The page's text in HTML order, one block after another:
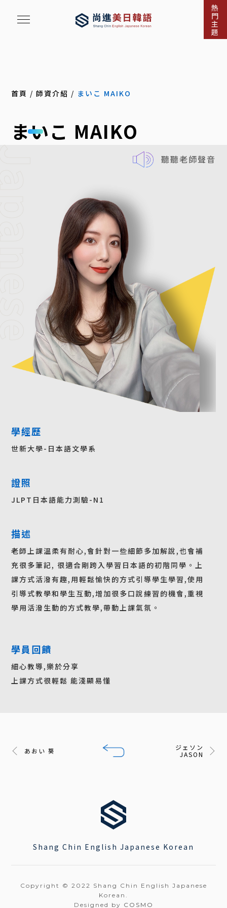
熱
門
主
題
首頁 /師資介紹 / まいこ MAIKO
まいこ MAIKO
聽聽老師聲音
學經歷
世新大學-日本語文學系
證照
JLPT日本語能力測驗-N1
描述
老師上課溫柔有耐心,會針對一些細節多加解說,也會補
充很多筆記, 很適合剛跨入學習日本語的初階同學。上
課方式活潑有趣,用輕鬆愉快的方式引導學生學習,使用
引導式教學和學生互動,增加很多口說練習的機會,重視
學用活潑生動的方式教學,帶動上課氣氛。
學員回饋
細心教導,樂於分享
上課方式很輕鬆 能淺顯易懂
あおい 葵
ジェソン
JASON
Shang Chin English Japanese Korean
Copyright © 2022 Shang Chin English Japanese
Korean.
Designed by COSMO